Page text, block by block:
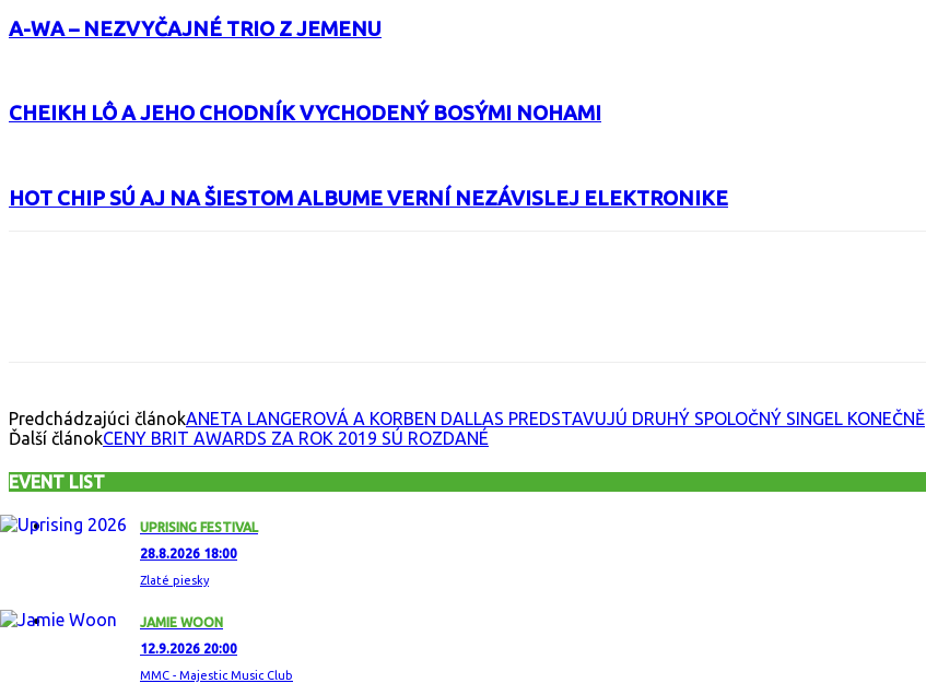
A-WA – NEZVYČAJNÉ TRIO Z JEMENU
CHEIKH LÔ A JEHO CHODNÍK VYCHODENÝ BOSÝMI NOHAMI
HOT CHIP SÚ AJ NA ŠIESTOM ALBUME VERNÍ NEZÁVISLEJ ELEKTRONIKE
Predchádzajúci článokANETA LANGEROVÁ A KORBEN DALLAS PREDSTAVUJÚ DRUHÝ SPOLOČNÝ SINGEL KONEČNĚ
Ďalší článokCENY BRIT AWARDS ZA ROK 2019 SÚ ROZDANÉ
EVENT LIST
UPRISING FESTIVAL
28.8.2026 18:00
Zlaté piesky
JAMIE WOON
12.9.2026 20:00
MMC - Majestic Music Club